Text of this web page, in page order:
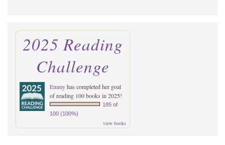
2025 Reading
Challenge
Emmyhas completed her goal
of reading 100 books in 2025!
185 of
100 (100%)
view books